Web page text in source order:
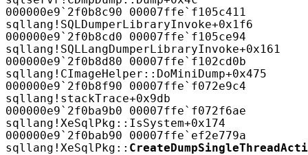
000000e9`2f0b8c90 00007ffe`f105c411
sqllang!SQLDumperLibraryInvoke+0x1f6
000000e9`2f0b8cd0 00007ffe`f105ce94
sqllang!SQLLangDumperLibraryInvoke+0x161
000000e9`2f0b8d80 00007ffe`f102cd0b
sqllang!CImageHelper::DoMiniDump+0x475
000000e9`2f0b8f90 00007ffe`f072e9c4
sqllang!stackTrace+0x9db
000000e9`2f0ba9b0 00007ffe`f072f6ae
sqllang!XeSqlPkg::IsSystem+0x174
000000e9`2f0bab90 00007ffe`ef2e779a
sqllang!XeSqlPkg::